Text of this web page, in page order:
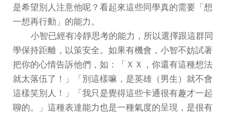
是希望別人注意他呢？看起來這些同學真的需要「想
一想再行動」的能力。
小智已經有冷靜思考的能力，所以選擇跟這群同
學保持距離，以策安全。如果有機會，小智不妨試著
把你的心情告訴他們，如：「ＸＸ，你還有這種想法
就太落伍了！」「別這樣嘛，是英雄（男生）就不會
這樣笑別人！」「我只是覺得這些卡通很有趣才一起
聊的。」這種表達能力也是一種氣度的呈現，是很有